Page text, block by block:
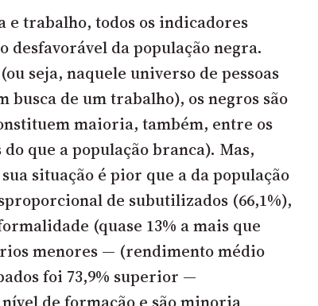
e trabalho, todos os indicadores
desfavorável da população negra.
seja, naquele universo de pessoas
busca de um trabalho), os negros são
maioria, também, entre os
do que a população branca). Mas,
situação é pior que a da população
de subutilizados (66,1%),
(quase 13% a mais que
menores — (rendimento médio
foi 73,9% superior —